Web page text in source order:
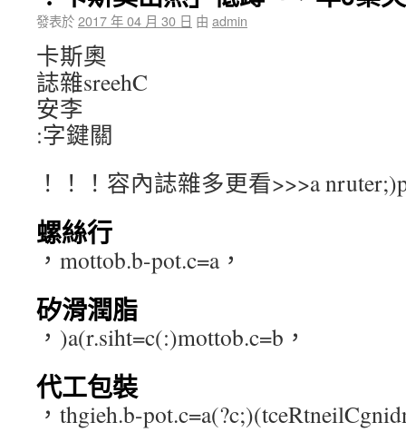
發表於2017 年 04 月 30 日 由 admin
卡斯奧
誌雜sreehC
安李
:字鍵關
！！！容內誌雜多更看>>>a
螺絲行
，mottob.b-pot.c=a，
矽滑潤脂
，)a(r.siht=c(:)mottob.c=b，
代工包裝
，thgieh.b-